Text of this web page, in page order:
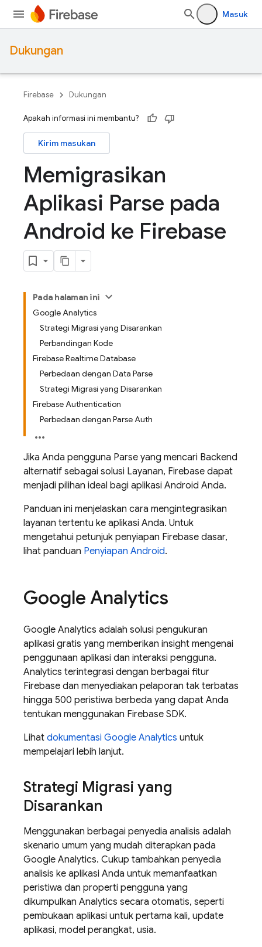
Masuk
Dukungan
Firebase Dukungan
Apakah informasi ini membantu?
Kirim masukan
Memigrasikan
Aplikasi Parse pada
Android ke Firebase
Pada halaman ini
Google Analytics
Strategi Migrasi yang Disarankan
Perbandingan Kode
Firebase Realtime Database
Perbedaan dengan Data Parse
Strategi Migrasi yang Disarankan
Firebase Authentication
Perbedaan dengan Parse Auth
Jika Anda pengguna Parse yang mencari Backend
alternatif sebagai solusi Layanan, Firebase dapat
menjadi pilihan ideal bagi aplikasi Android Anda.
Panduan ini menjelaskan cara mengintegrasikan
layanan tertentu ke aplikasi Anda. Untuk
mengetahui petunjuk penyiapan Firebase dasar,
lihat panduan Penyiapan Android.
Google Analytics
Google Analytics adalah solusi pengukuran
aplikasi gratis yang memberikan insight mengenai
penggunaan aplikasi dan interaksi pengguna.
Analytics terintegrasi dengan berbagai fitur
Firebase dan menyediakan pelaporan tak terbatas
hingga 500 peristiwa berbeda yang dapat Anda
tentukan menggunakan Firebase SDK.
Lihat dokumentasi Google Analytics untuk
mempelajari lebih lanjut.
Strategi Migrasi yang
Disarankan
Menggunakan berbagai penyedia analisis adalah
skenario umum yang mudah diterapkan pada
Google Analytics. Cukup tambahkan penyedia
analisis ke aplikasi Anda untuk memanfaatkan
peristiwa dan properti pengguna yang
dikumpulkan Analytics secara otomatis, seperti
pembukaan aplikasi untuk pertama kali, update
aplikasi, model perangkat, usia.